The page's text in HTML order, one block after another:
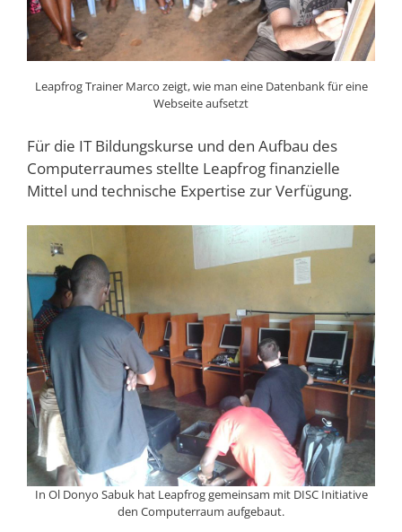
Leapfrog Trainer Marco zeigt, wie man eine Datenbank für eine
Webseite aufsetzt
Für die IT Bildungskurse und den Aufbau des
Computerraumes stellte Leapfrog finanzielle
Mittel und technische Expertise zur Verfügung.
In Ol Donyo Sabuk hat Leapfrog gemeinsam mit DISC Initiative
den Computerraum aufgebaut.